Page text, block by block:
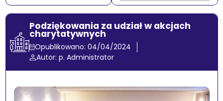
Podziękowania za udział w akcjach
charytatywnych
Opublikowano: 04/04/2024
Autor: p. Administrator